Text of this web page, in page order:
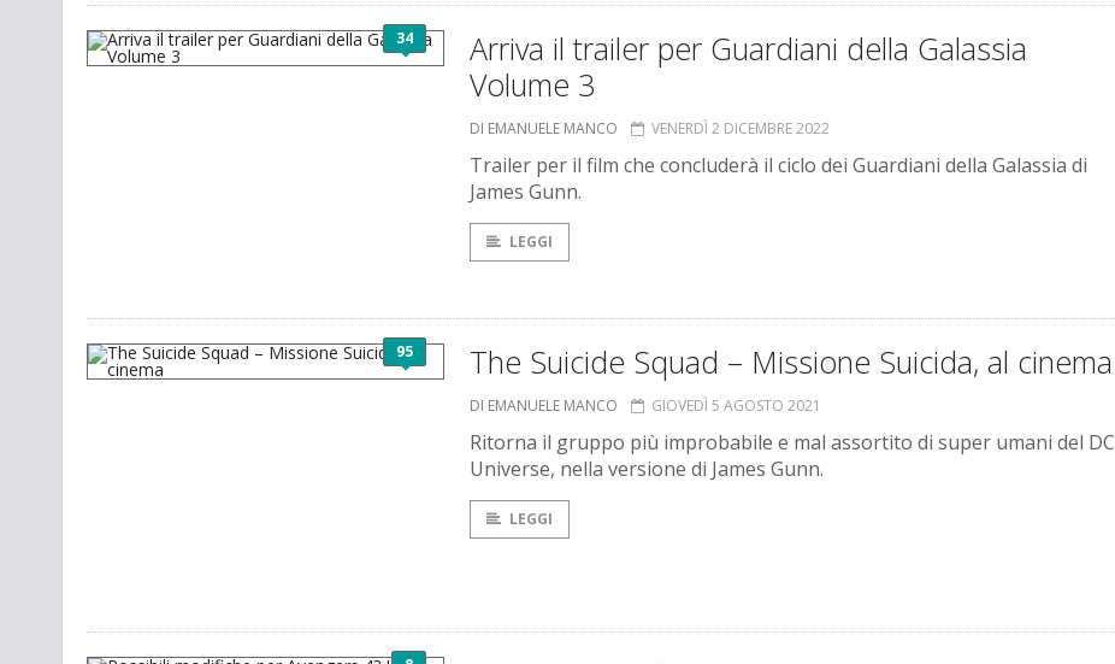
34
Arriva il trailer per Guardiani della Galassia
Volume 3
DI EMANUELE MANCO VENERDÌ 2 DICEMBRE 2022
Trailer per il film che concluderà il ciclo dei Guardiani della Galassia di
James Gunn.
LEGGI
95 The Suicide Squad – Missione Suicida, al cinema
DI EMANUELE MANCO GIOVEDÌ 5 AGOSTO 2021
Ritorna il gruppo più improbabile e mal assortito di super umani del DC
Universe, nella versione di James Gunn.
LEGGI